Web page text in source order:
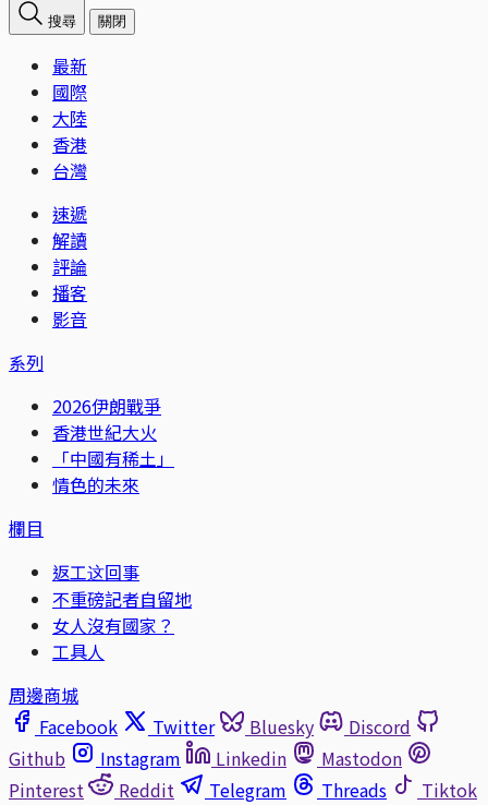
搜尋 關閉
最新
國際
大陸
香港
台灣
速遞
解讀
評論
播客
影音
系列
2026伊朗戰爭
香港世紀大火
「中國有稀土」
情色的未來
欄目
返工这回事
不重磅記者自留地
女人沒有國家？
工具人
周邊商城
Facebook
Twitter Bluesky
Discord
Github
Instagram Linkedin
Mastodon
Pinterest
Reddit Telegram Threads
Tiktok